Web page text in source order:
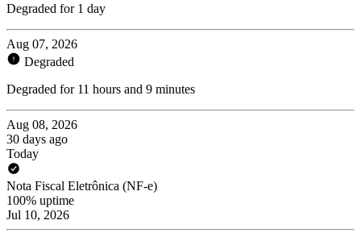
Degraded for 1 day
Aug 07, 2026
Degraded
Degraded for 11 hours and 9 minutes
Aug 08, 2026
30 days ago
Today
Nota Fiscal Eletrônica (NF-e)
100% uptime
Jul 10, 2026